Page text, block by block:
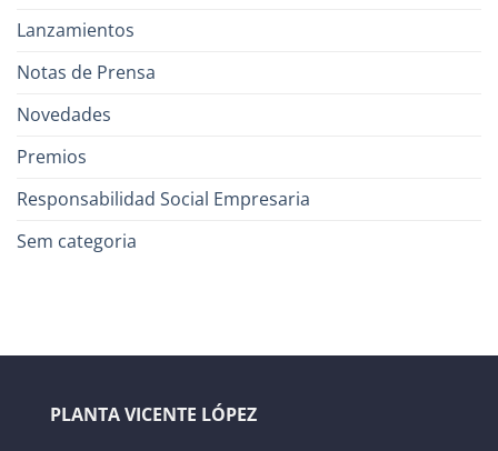
Lanzamientos
Notas de Prensa
Novedades
Premios
Responsabilidad Social Empresaria
Sem categoria
PLANTA VICENTE LÓPEZ